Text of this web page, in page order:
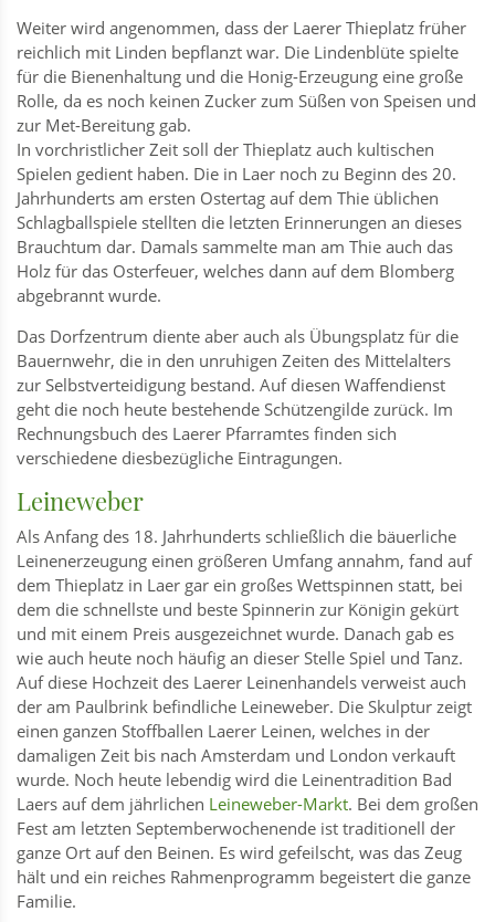
Weiter wird angenommen, dass der Laerer Thieplatz früher
reichlich mit Linden bepflanzt war. Die Lindenblüte spielte
für die Bienenhaltung und die Honig-Erzeugung eine große
Rolle, da es noch keinen Zucker zum Süßen von Speisen und
zur Met-Bereitung gab.
In vorchristlicher Zeit soll der Thieplatz auch kultischen
Spielen gedient haben. Die in Laer noch zu Beginn des 20.
Jahrhunderts am ersten Ostertag auf dem Thie üblichen
Schlagballspiele stellten die letzten Erinnerungen an dieses
Brauchtum dar. Damals sammelte man am Thie auch das
Holz für das Osterfeuer, welches dann auf dem Blomberg
abgebrannt wurde.
Das Dorfzentrum diente aber auch als Übungsplatz für die
Bauernwehr, die in den unruhigen Zeiten des Mittelalters
zur Selbstverteidigung bestand. Auf diesen Waffendienst
geht die noch heute bestehende Schützengilde zurück. Im
Rechnungsbuch des Laerer Pfarramtes finden sich
verschiedene diesbezügliche Eintragungen.
Leineweber
Als Anfang des 18. Jahrhunderts schließlich die bäuerliche
Leinenerzeugung einen größeren Umfang annahm, fand auf
dem Thieplatz in Laer gar ein großes Wettspinnen statt, bei
dem die schnellste und beste Spinnerin zur Königin gekürt
und mit einem Preis ausgezeichnet wurde. Danach gab es
wie auch heute noch häufig an dieser Stelle Spiel und Tanz.
Auf diese Hochzeit des Laerer Leinenhandels verweist auch
der am Paulbrink befindliche Leineweber. Die Skulptur zeigt
einen ganzen Stoffballen Laerer Leinen, welches in der
damaligen Zeit bis nach Amsterdam und London verkauft
wurde. Noch heute lebendig wird die Leinentradition Bad
Laers auf dem jährlichen Leineweber-Markt. Bei dem großen
Fest am letzten Septemberwochenende ist traditionell der
ganze Ort auf den Beinen. Es wird gefeilscht, was das Zeug
hält und ein reiches Rahmenprogramm begeistert die ganze
Familie.